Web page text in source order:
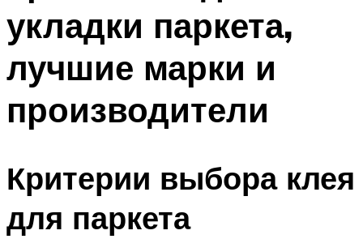
укладки паркета,
лучшие марки и
производители
Критерии выбора клея
для паркета